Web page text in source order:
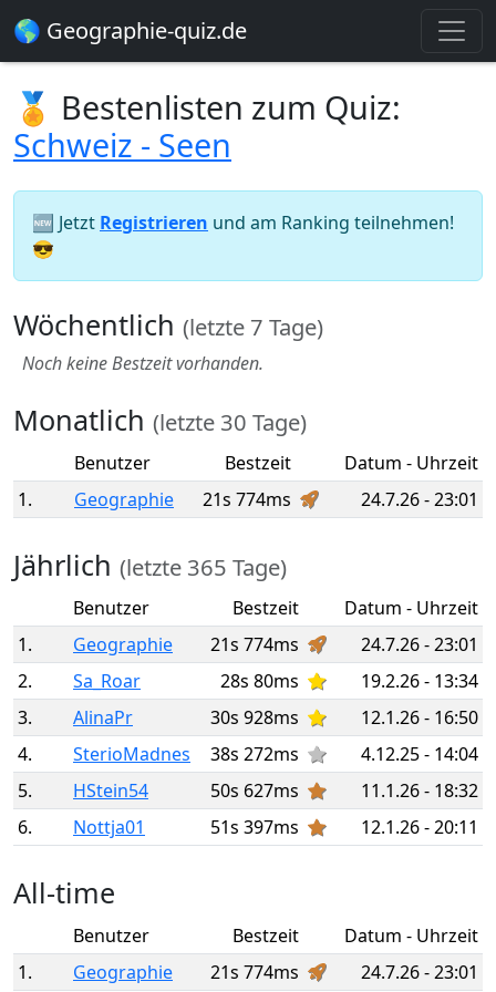
🌎 Geographie-quiz.de
🏅 Bestenlisten zum Quiz:
Schweiz - Seen
🆕 Jetzt Registrieren und am Ranking teilnehmen!
😎
Wöchentlich (letzte 7 Tage)
Noch keine Bestzeit vorhanden.
Monatlich (letzte 30 Tage)
Benutzer Bestzeit
Datum - Uhrzeit
1.
Geographie 21s 774ms 24.7.26 - 23:01
Jährlich (letzte 365 Tage)
Benutzer Bestzeit
Datum - Uhrzeit
1.
Geographie 21s 774ms
24.7.26 - 23:01
2.
Sa_Roar 28s 80ms
19.2.26 - 13:34
3.
AlinaPr 30s 928ms
12.1.26 - 16:50
4.
SterioMadnes 38s 272ms
4.12.25 - 14:04
5.
HStein54 50s 627ms
11.1.26 - 18:32
6.
Nottja01 51s 397ms 12.1.26 - 20:11
All-time
Benutzer Bestzeit
Datum - Uhrzeit
1.
Geographie 21s 774ms 24.7.26 - 23:01